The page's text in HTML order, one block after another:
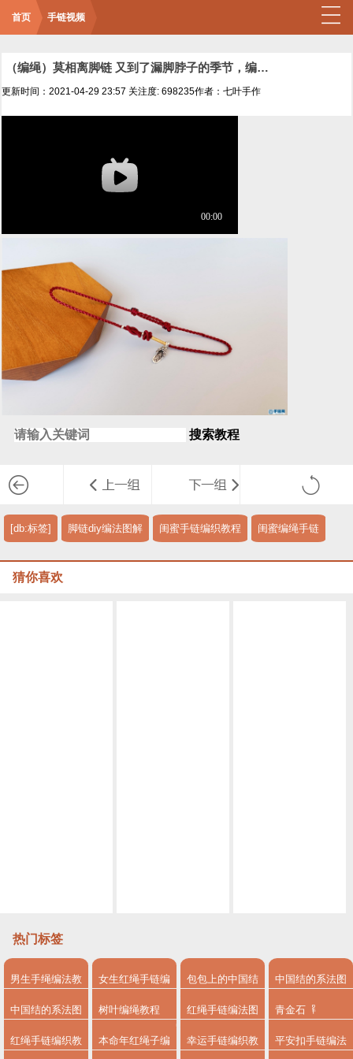
首页 手链视频
（编绳）莫相离脚链 又到了漏脚脖子的季节，编一条送闺蜜
更新时间：2021-04-29 23:57 关注度: 698235作者：七叶手作
搜索教程
[db:标签] 脚链diy编法图解 闺蜜手链编织教程 闺蜜编绳手链
猜你喜欢
热门标签
男生手绳编法教
程
女生红绳手链编
法
包包上的中国结
系法图解
中国结的系法图
解
中国结的系法图
解，分享简单易
树叶编绳教程 红绳手链编法图
解
青金石
红绳手链编织教 本命年红绳子编 幸运手链编织教 平安扣手链编法